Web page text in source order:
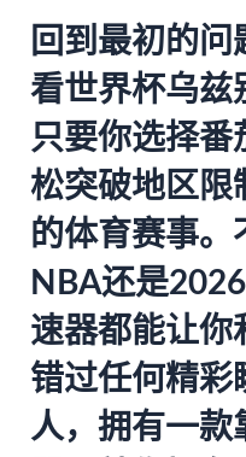
回到最初的
看世界杯乌兹
只要你选择番
松突破地区限
的体育赛事。
NBA还是2026
速器都能让你
错过任何精彩
人，拥有一款